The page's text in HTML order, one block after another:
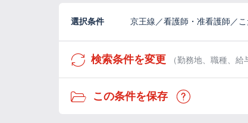
選択条件 京王線／看護師・准看護師／
検索条件を変更 （勤務地、職種、
この条件を保存